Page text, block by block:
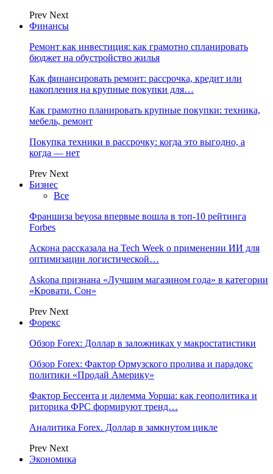
Prev Next
Финансы
Ремонт как инвестиция: как грамотно спланировать
бюджет на обустройство жилья
Как финансировать ремонт: рассрочка, кредит или
накопления на крупные покупки для…
Как грамотно планировать крупные покупки: техника,
мебель, ремонт
Покупка техники в рассрочку: когда это выгодно, а
когда — нет
Prev Next
Бизнес
Все
Франшиза beyosa впервые вошла в топ-10 рейтинга
Forbes
Аскона рассказала на Tech Week о применении ИИ для
оптимизации логистической…
Askona признана «Лучшим магазином года» в категории
«Кровати. Сон»
Prev Next
Форекс
Обзор Forex: Доллар в заложниках у макростатистики
Обзор Forex: Фактор Ормузского пролива и парадокс
политики «Продай Америку»
Фактор Бессента и дилемма Уорша: как геополитика и
риторика ФРС формируют тренд…
Аналитика Forex. Доллар в замкнутом цикле
Prev Next
Экономика